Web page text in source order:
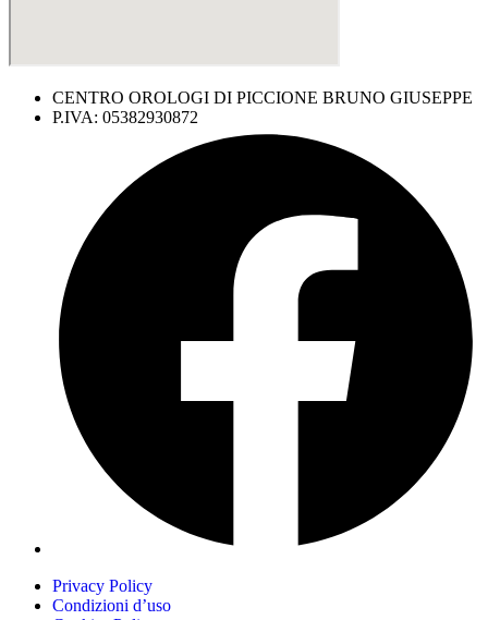
CENTRO OROLOGI DI PICCIONE BRUNO GIUSEPPE
P.IVA: 05382930872
Privacy Policy
Condizioni d’uso